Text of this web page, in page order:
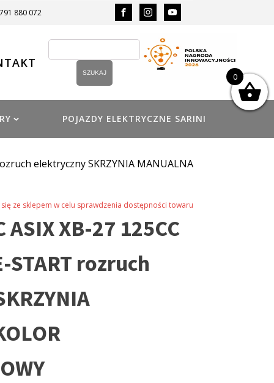
880 072
POJAZDY ELEKTRYCZNE SARINI
elektryczny SKRZYNIA MANUALNA
ze sklepem w celu sprawdzenia dostępności towaru
ASIX XB-27 125CC
START rozruch
0